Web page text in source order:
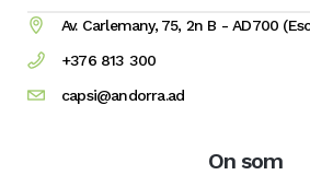
Av. Carlemany, 75, 2n B - AD700
+376 813 300
capsi@andorra.ad
On som